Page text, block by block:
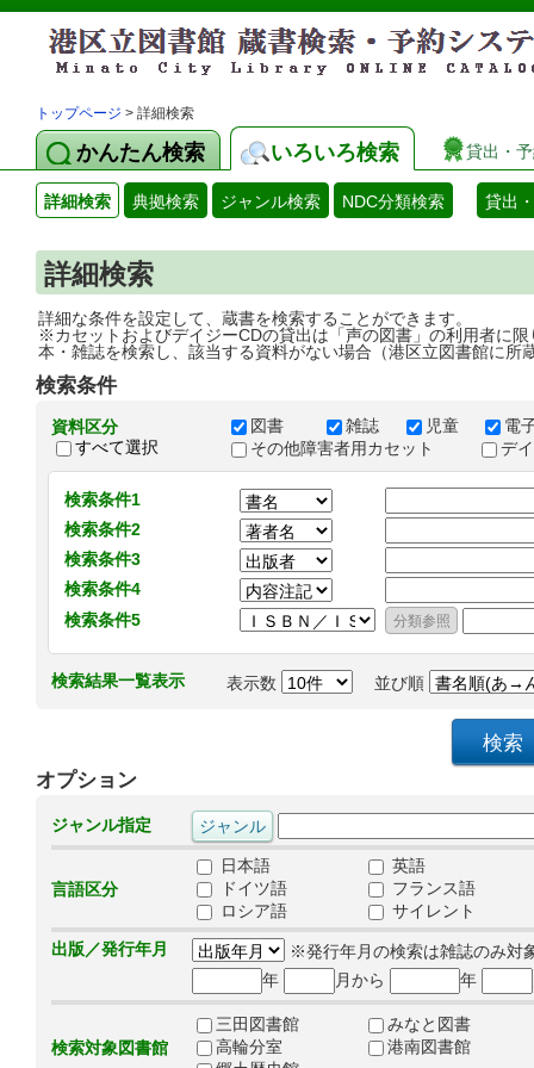
トップページ > 詳細検索
かんたん検索 いろいろ検索 貸出・
詳細検索 典拠検索 ジャンル検索 NDC分類検索 貸出
詳細検索
詳細な条件を設定して、蔵書を検索することができます。
※カセットおよびデイジーCDの貸出は「声の図書」の利用者に限
本・雑誌を検索し、該当する資料がない場合（港区立図書館に所
検索条件
資料区分
すべて選択
図書 雑誌 児童
電
その他障害者用カセット
デ
検索条件1
検索条件2
検索条件3
検索条件4
検索条件5
検索結果一覧表示 表示数 並び順
オプション
ジャンル指定
言語区分
日本語
英語
ドイツ語
フランス語
ロシア語
サイレント
出版／発行年月
※発行年月の検索は雑誌のみ対
年
月から 年
検索対象図書館
三田図書館
みなと図書
高輪分室
港南図書館